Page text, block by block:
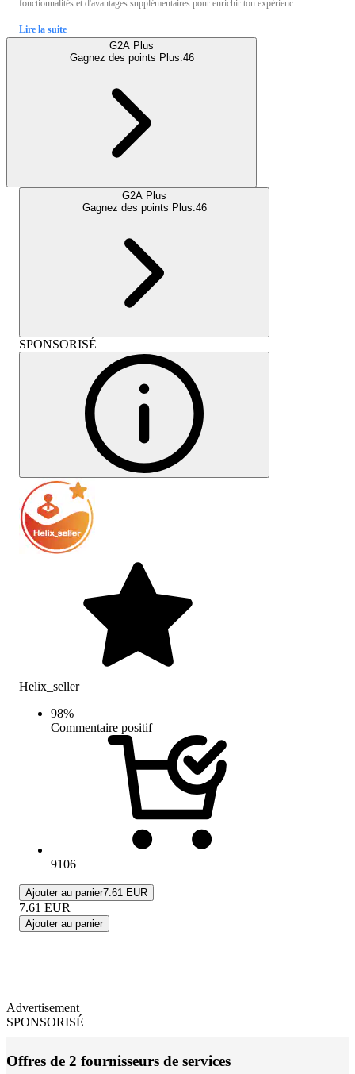
fonctionnalités et d'avantages supplémentaires pour enrichir ton expérienc ...
Lire la suite
G2A Plus
Gagnez des points Plus:46
G2A Plus
Gagnez des points Plus:46
SPONSORISÉ
Helix_seller
98%
Commentaire positif
9106
Ajouter au panier7.61 EUR
7.61 EUR
Ajouter au panier
Advertisement
SPONSORISÉ
Offres de 2 fournisseurs de services